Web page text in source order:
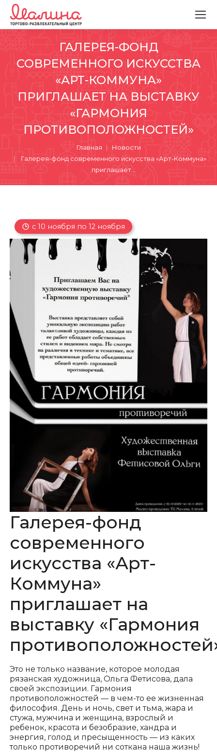
ГАЛЕРЕЯ-ФОНД
СОВРЕМЕННОГО ИСКУССТВА
«АРТ-КОММУНА»
ПРИГЛАШАЕТ НА ВЫСТАВКУ
«ГАРМОНИЯ
ПРОТИВОПОЛОЖНОСТЕЙ»
Главная
Новости
Галерея-фонд современного искусства «Арт-Коммуна»
приглашает…
с 10 ноября по 12 ноября
Галерея-фонд
современного
искусства «Арт-
Коммуна»
приглашает на
выставку «Гармония
Это не только название, которое молодая
рязанская художница, Ольга Фетисова, дала
своей экспозиции. Гармония
противоположностей — в чем-то ее жизненная
философия. День и ночь, свет и тьма, жара и
стужа, мужчина и женщина, взрослый и
ребенок, красота и безобразие, хандра и
энергия, голод и пресыщенность — из каких
только противоречий ни соткана наша жизнь!